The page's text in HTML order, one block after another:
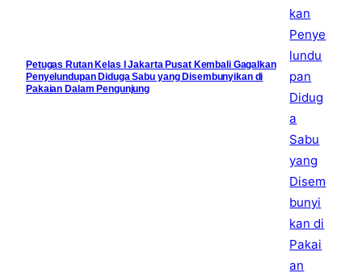
Petugas Rutan Kelas I Jakarta Pusat Kembali Gagalkan
Penyelundupan Diduga Sabu yang Disembunyikan di
Pakaian Dalam Pengunjung